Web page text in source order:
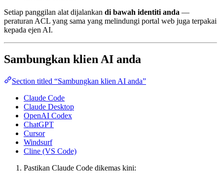
Setiap panggilan alat dijalankan di bawah identiti anda —
peraturan ACL yang sama yang melindungi portal web juga terpakai
kepada ejen AI.
Sambungkan klien AI anda
Section titled “Sambungkan klien AI anda”
Claude Code
Claude Desktop
OpenAI Codex
ChatGPT
Cursor
Windsurf
Cline (VS Code)
Pastikan Claude Code dikemas kini: